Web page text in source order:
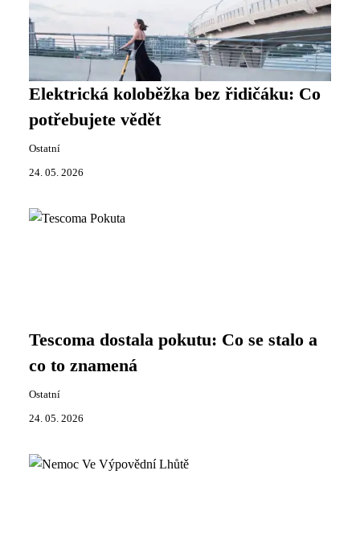
Elektrická koloběžka bez řidičáku: Co
potřebujete vědět
Ostatní
24. 05. 2026
Tescoma dostala pokutu: Co se stalo a
co to znamená
Ostatní
24. 05. 2026